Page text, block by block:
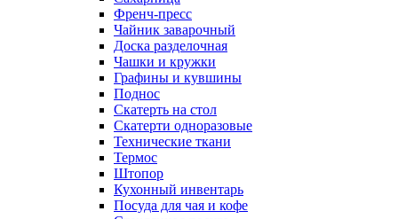
Френч-пресс
Чайник заварочный
Доска разделочная
Чашки и кружки
Графины и кувшины
Поднос
Скатерть на стол
Скатерти одноразовые
Технические ткани
Термос
Штопор
Кухонный инвентарь
Посуда для чая и кофе